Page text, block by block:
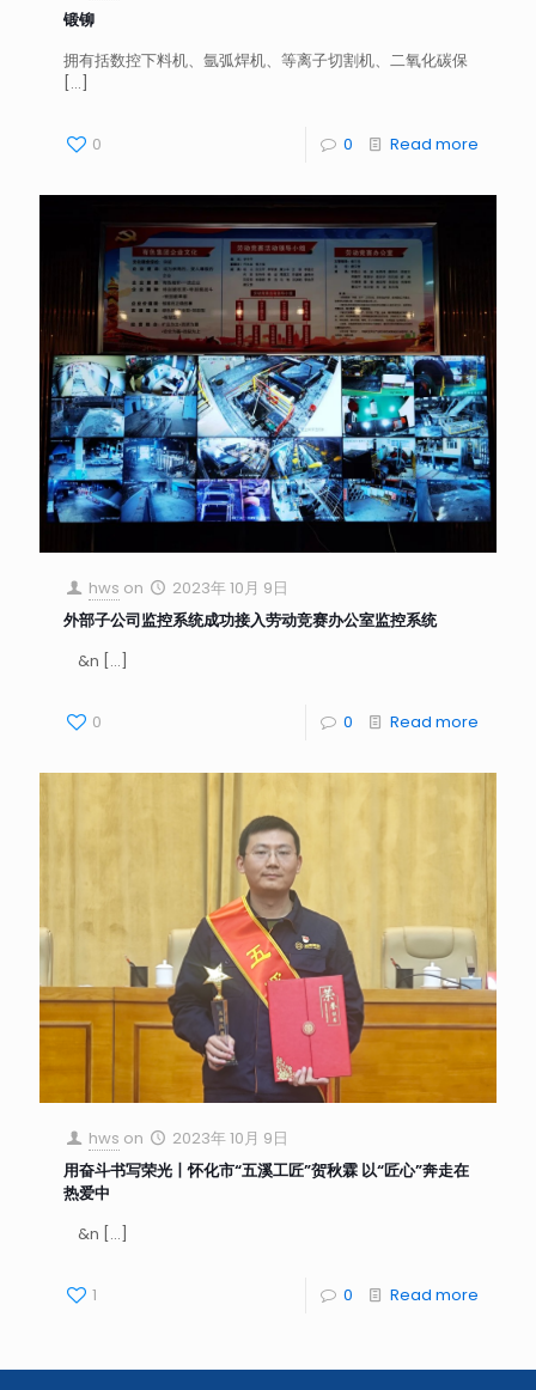
锻铆
拥有括数控下料机、氩弧焊机、等离子切割机、二氧化碳保
[…]
0 0 Read more
hws on
2023年 10月 9日
外部子公司监控系统成功接入劳动竞赛办公室监控系统
&n […]
0 0 Read more
hws on
2023年 10月 9日
用奋斗书写荣光丨怀化市“五溪工匠”贺秋霖 以“匠心”奔走在
热爱中
&n […]
1 0 Read more